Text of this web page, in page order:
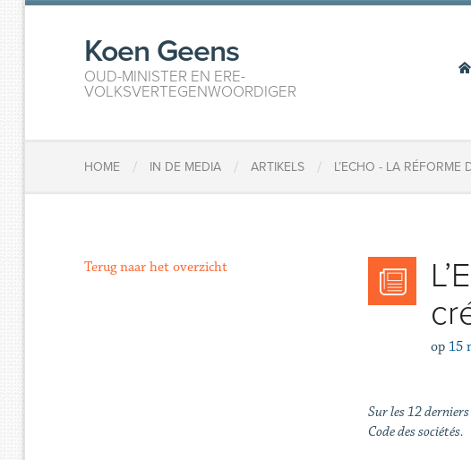
Koen Geens
OUD-MINISTER EN ERE-
VOLKSVERTEGENWOORDIGER
HOME / IN DE MEDIA / ARTIKELS / L’ECHO - LA RÉFORME
op 15
Sur les 12
Code des sociétés.
Terug naar het overzicht